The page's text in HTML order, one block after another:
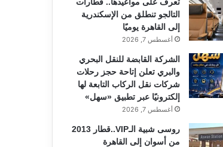
التالجو تنطلق من الإسكندرية
إلى القاهرة يوميًا
أغسطس 7, 2026
الشركة القابضة للنقل البحري
والبري تعلن إتاحة حجز رحلات
شركات نقل الركاب التابعة لها
إلكترونيًا عبر تطبيق «سهل»
أغسطس 7, 2026
روسى شبية الـVIP..قطار 2013
من أسوان إلى القاهرة